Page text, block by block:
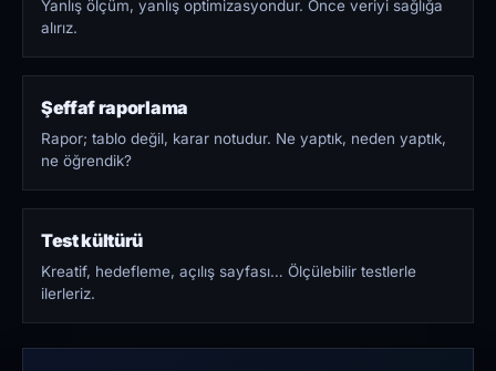
Yanlış ölçüm, yanlış optimizasyondur. Önce veriyi sağlığa
alırız.
Şeffaf raporlama
Rapor; tablo değil, karar notudur. Ne yaptık, neden yaptık,
ne öğrendik?
Test kültürü
Kreatif, hedefleme, açılış sayfası… Ölçülebilir testlerle
ilerleriz.